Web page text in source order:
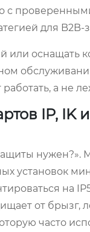
с
для B2B-
или оснащать
а не
IP, IK
нужен?».
установок
на
от брызг,
часто